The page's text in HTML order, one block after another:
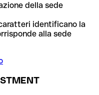
della sede
identificano la
alla sede